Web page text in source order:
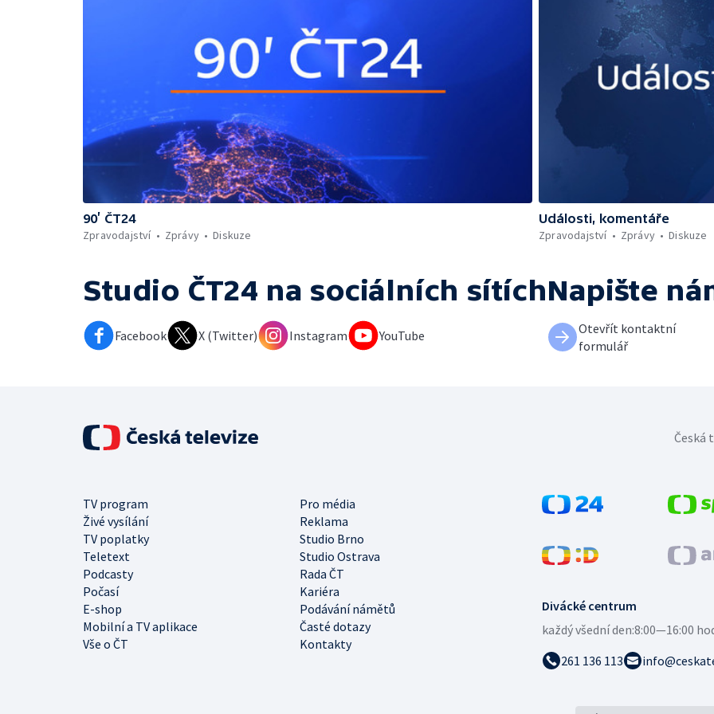
90’ ČT24
Zpravodajství
Zprávy Diskuze
Události, komentáře
Zpravodajství
Zprávy Diskuze
Studio ČT24 na sociálních sítích
Facebook X (Twitter) Instagram YouTube
Napište
Otevřít kontaktní
formulář
Divácké centrum
každý všední den:8:00—16:00
261 136 113
TV program
Pro média
Živé vysílání
Reklama
TV poplatky
Studio Brno
Teletext
Studio Ostrava
Podcasty
Rada ČT
Počasí
Kariéra
E-shop
Podávání námětů
Mobilní a TV aplikace
Časté dotazy
Vše o ČT
Kontakty
Česká